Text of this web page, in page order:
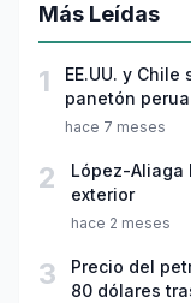
Más Leídas
1
EE.UU. y
panetón
hace 7 meses
2
López-Aliaga
exterior
hace 2 meses
3
Precio del
80 dólares